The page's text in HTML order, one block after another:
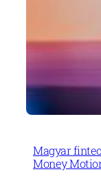
Magyar
Money